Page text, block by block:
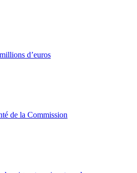
d’euros
de la Commission